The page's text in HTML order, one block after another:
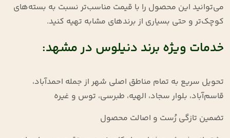
می‌توانید این محصول را با قیمت مناسب‌تر نسبت به بسته‌های
کوچک‌تر و حتی بسیاری از برندهای مشابه تهیه کنید.
خدمات ویژه برند دنیلوس در مشهد:
تحویل سریع به تمام مناطق اصلی شهر از جمله احمدآباد،
قاسم‌آباد، بلوار سجاد، الهیه، طبرسی، توس و غیره
تضمین تازگی رُست و اصالت محصول